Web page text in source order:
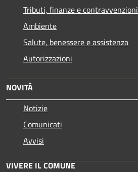
Tributi, finanze e contravvenzioni
Ambiente
Salute, benessere e assistenza
Autorizzazioni
NOVITÀ
Notizie
Comunicati
Avvisi
VIVERE IL COMUNE